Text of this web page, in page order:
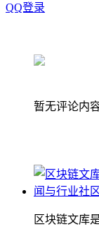
QQ登录
暂无评论内
区块链文库